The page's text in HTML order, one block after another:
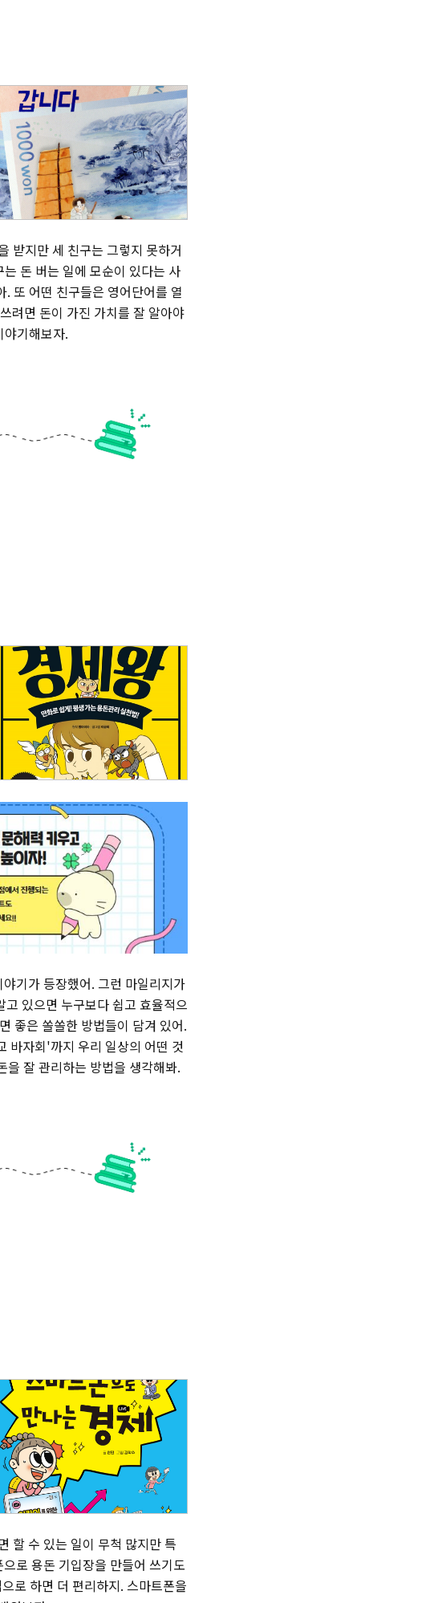
받지만 세 친구는 그렇지 못하거
돈 버는 일에 모순이 있다는 사
또 어떤 친구들은 영어단어를 열
려면 돈이 가진 가치를 잘 알아야
기해보자.
기가 등장했어. 그런 마일리지가
있으면 누구보다 쉽고 효율적으
좋은 쏠쏠한 방법들이 담겨 있어.
바자회'까지 우리 일상의 어떤 것
을 잘 관리하는 방법을 생각해봐.
할 수 있는 일이 무척 많지만 특
로 용돈 기입장을 만들어 쓰기도
로 하면 더 편리하지. 스마트폰을